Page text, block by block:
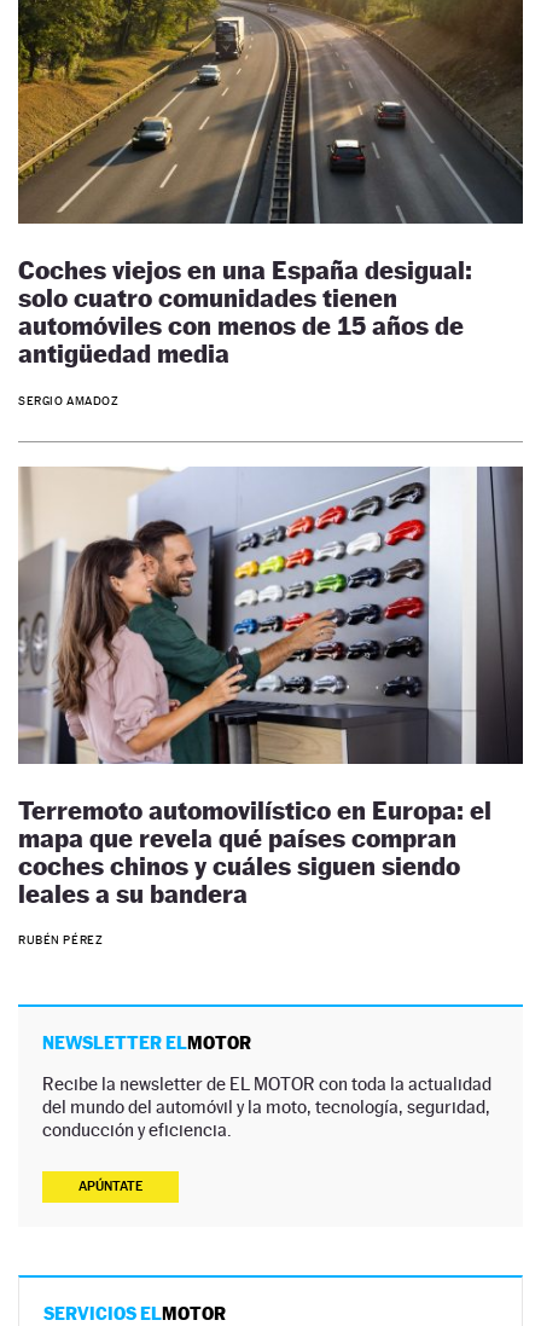
Coches viejos en una España desigual:
solo cuatro comunidades tienen
automóviles con menos de 15 años de
antigüedad media
SERGIO AMADOZ
Terremoto automovilístico en Europa: el
mapa que revela qué países compran
coches chinos y cuáles siguen siendo
leales a su bandera
RUBÉN PÉREZ
NEWSLETTER ELMOTOR
Recibe la newsletter de EL MOTOR con toda la actualidad
del mundo del automóvil y la moto, tecnología, seguridad,
conducción y eficiencia.
APÚNTATE
SERVICIOS ELMOTOR